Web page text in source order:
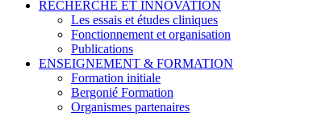
RECHERCHE ET INNOVATION
Les essais et études cliniques
Fonctionnement et organisation
Publications
ENSEIGNEMENT & FORMATION
Formation initiale
Bergonié Formation
Organismes partenaires